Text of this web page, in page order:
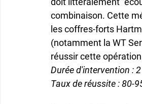
combinaison. Cette
les coffres-forts
(notamment la WT
réussir cette
Durée d'intervention :
Taux de réussite : 80-